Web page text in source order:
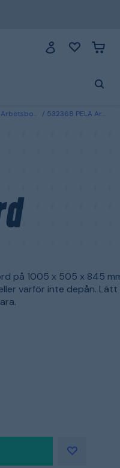
Arbetsbord & rullvagnar 532368 PELA Arbetsbord fällbart, 1005 x 505 x 845 mm
på 1005 x 505 x 845
varför inte depån.